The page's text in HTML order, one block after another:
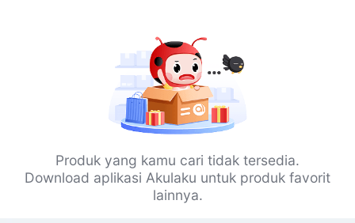
Produk yang kamu cari tidak tersedia.
Download aplikasi Akulaku untuk produk favorit
lainnya.